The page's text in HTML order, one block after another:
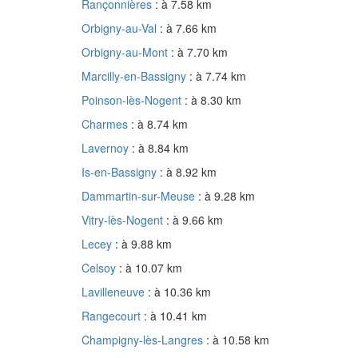
Rançonnières : à 7.58 km
Orbigny-au-Val : à 7.66 km
Orbigny-au-Mont : à 7.70 km
Marcilly-en-Bassigny : à 7.74 km
Poinson-lès-Nogent : à 8.30 km
Charmes : à 8.74 km
Lavernoy : à 8.84 km
Is-en-Bassigny : à 8.92 km
Dammartin-sur-Meuse : à 9.28 km
Vitry-lès-Nogent : à 9.66 km
Lecey : à 9.88 km
Celsoy : à 10.07 km
Lavilleneuve : à 10.36 km
Rangecourt : à 10.41 km
Champigny-lès-Langres : à 10.58 km